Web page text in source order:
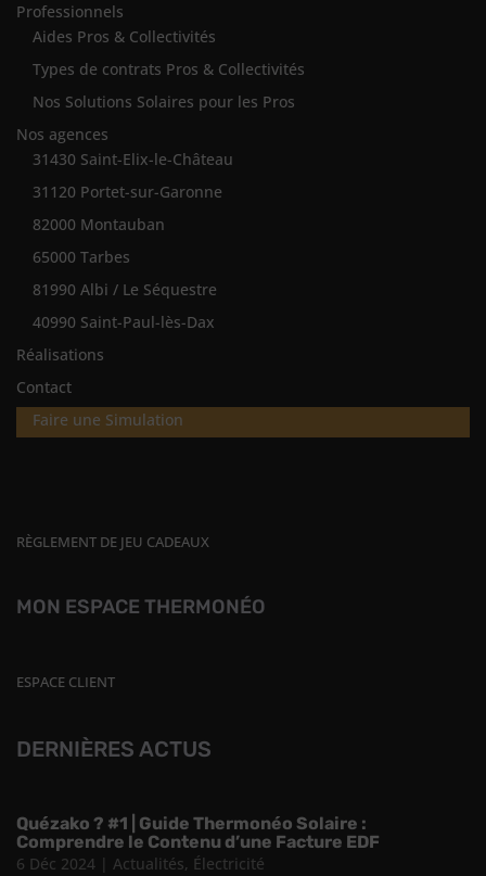
Professionnels
Aides Pros & Collectivités
Types de contrats Pros & Collectivités
Nos Solutions Solaires pour les Pros
Nos agences
31430 Saint-Elix-le-Château
31120 Portet-sur-Garonne
82000 Montauban
65000 Tarbes
81990 Albi / Le Séquestre
40990 Saint-Paul-lès-Dax
Réalisations
Contact
Faire une Simulation
RÈGLEMENT DE JEU CADEAUX
MON ESPACE THERMONÉO
ESPACE CLIENT
DERNIÈRES ACTUS
Quézako ? #1 | Guide Thermonéo Solaire :
Comprendre le Contenu d’une Facture EDF
6 Déc 2024 | Actualités, Électricité